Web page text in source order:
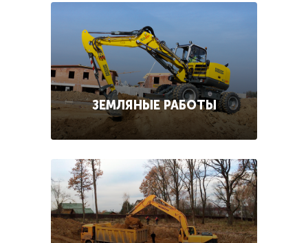
ЗЕМЛЯНЫЕ РАБОТЫ